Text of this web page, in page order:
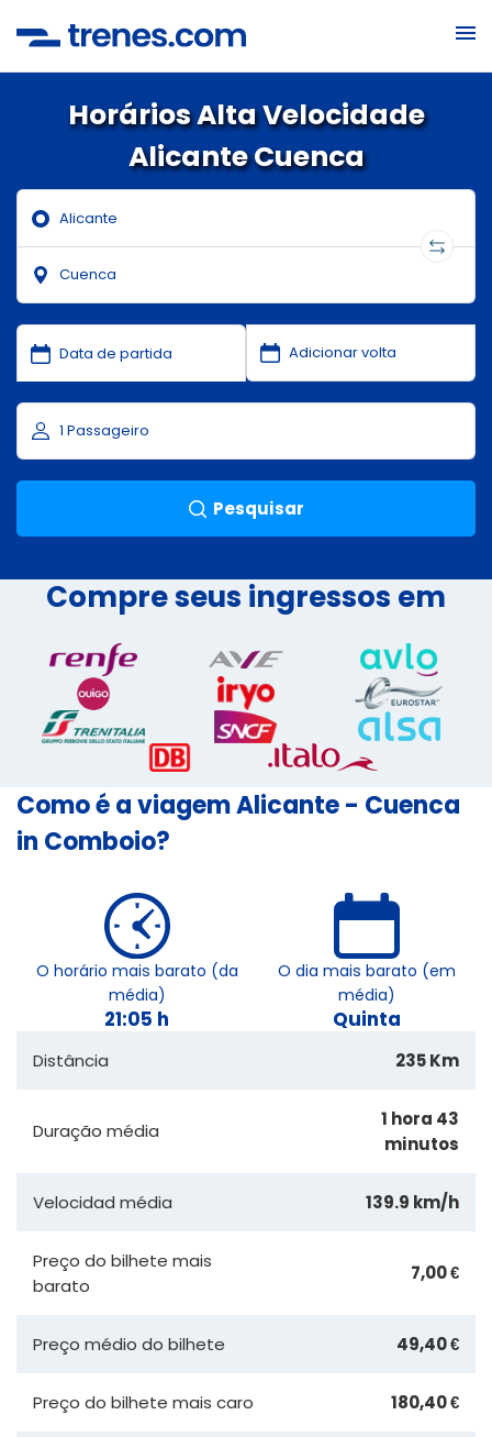
Horários Alta Velocidade
Alicante Cuenca
Pesquisar
Compre seus ingressos em
Como é a viagem Alicante - Cuenca
in Comboio?
O horário mais barato (da
média)
21:05 h
O dia mais barato (em
média)
Quinta
Distância 235 Km
Duração média
1 hora 43
minutos
Velocidad média 139.9 km/h
Preço do bilhete mais
barato
7,00 €
Preço médio do bilhete 49,40 €
Preço do bilhete mais caro 180,40 €